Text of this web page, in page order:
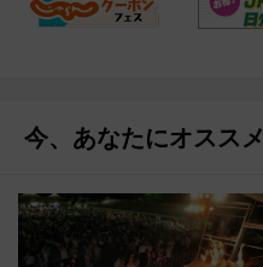
今、あなたにオススメ